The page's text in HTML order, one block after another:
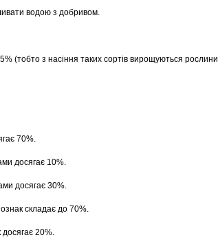
водою з добривом.
(тобто з насіння таких сортів вирощуються рослини
70%.
досягає 10%.
досягає 30%.
складає до 70%.
досягає 20%.